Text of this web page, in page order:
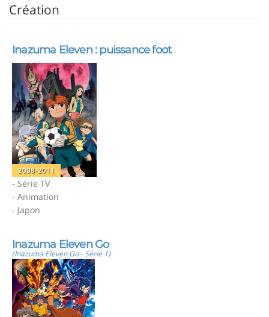
Création
Inazuma Eleven : puissance foot
2008-2011
- Série TV
- Animation
- Japon
Inazuma Eleven Go
(Inazuma Eleven Go - Série 1)